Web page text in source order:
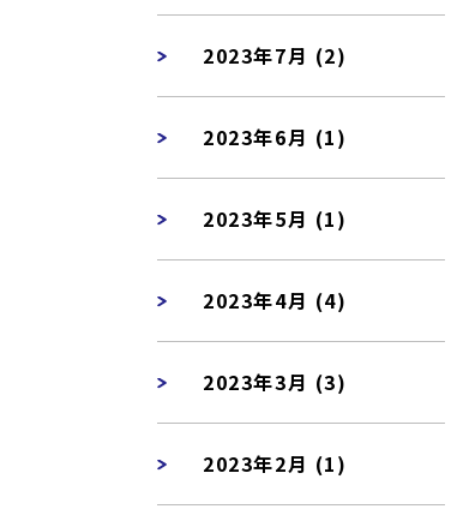
2023年7月 (2)
2023年6月 (1)
2023年5月 (1)
2023年4月 (4)
2023年3月 (3)
2023年2月 (1)